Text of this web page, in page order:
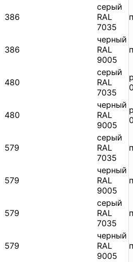
386
cерый
RAL
7035
386
черный
RAL
9005
480
cерый
RAL
7035
480
черный
RAL
9005
579
cерый
RAL
7035
579
черный
RAL
9005
579
cерый
RAL
7035
579
черный
RAL
9005